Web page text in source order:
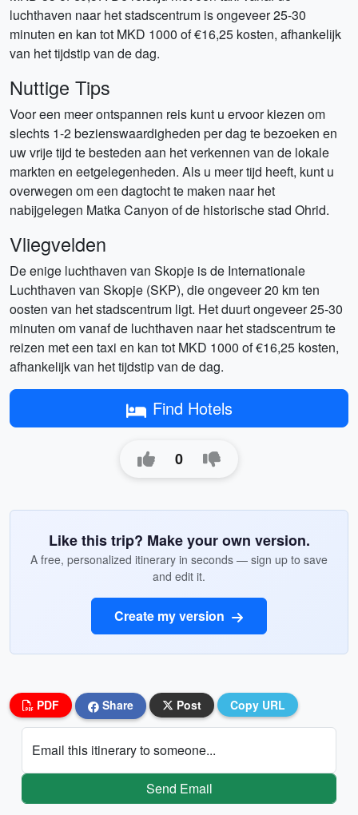
luchthaven naar het stadscentrum is ongeveer 25-30
minuten en kan tot MKD 1000 of €16,25 kosten, afhankelijk
van het tijdstip van de dag.
Nuttige Tips
Voor een meer ontspannen reis kunt u ervoor kiezen om
slechts 1-2 bezienswaardigheden per dag te bezoeken en
uw vrije tijd te besteden aan het verkennen van de lokale
markten en eetgelegenheden. Als u meer tijd heeft, kunt u
overwegen om een dagtocht te maken naar het
nabijgelegen Matka Canyon of de historische stad Ohrid.
Vliegvelden
De enige luchthaven van Skopje is de Internationale
Luchthaven van Skopje (SKP), die ongeveer 20 km ten
oosten van het stadscentrum ligt. Het duurt ongeveer 25-30
minuten om vanaf de luchthaven naar het stadscentrum te
reizen met een taxi en kan tot MKD 1000 of €16,25 kosten,
afhankelijk van het tijdstip van de dag.
Find Hotels
0
Like this trip? Make your own version.
A free, personalized itinerary in seconds — sign up to save
and edit it.
Create my version
PDF Share Post Copy URL
Email this itinerary to someone...
Send Email